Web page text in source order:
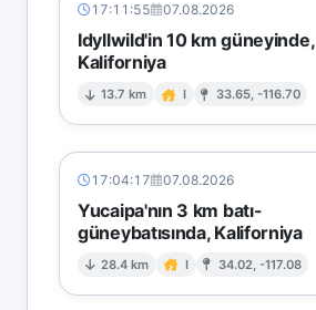
17:11:55 07.08.2026
Idyllwild'in 10 km güneyinde,
Kaliforniya
13.7 km I 33.65, -116.70
17:04:17 07.08.2026
Yucaipa'nın 3 km batı-
güneybatısında, Kaliforniya
28.4 km I 34.02, -117.08